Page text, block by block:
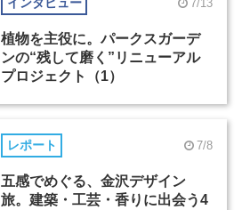
インタビュー 7/13
植物を主役に。パークスガーデ
ンの“残して磨く”リニューアル
プロジェクト（1）
レポート 7/8
五感でめぐる、金沢デザイン
旅。建築・工芸・香りに出会う4